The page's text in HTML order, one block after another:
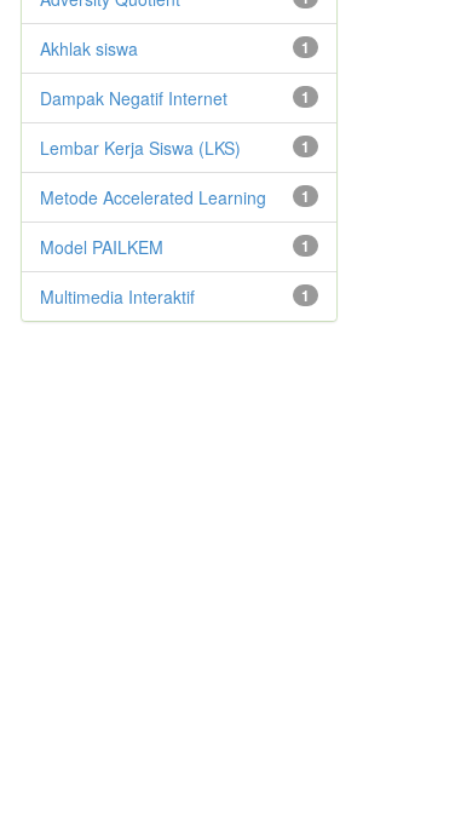
1
Akhlak siswa
1
Dampak Negatif Internet
1
Lembar Kerja Siswa (LKS)
1
Metode Accelerated Learning
1
Model PAILKEM
1
Multimedia Interaktif